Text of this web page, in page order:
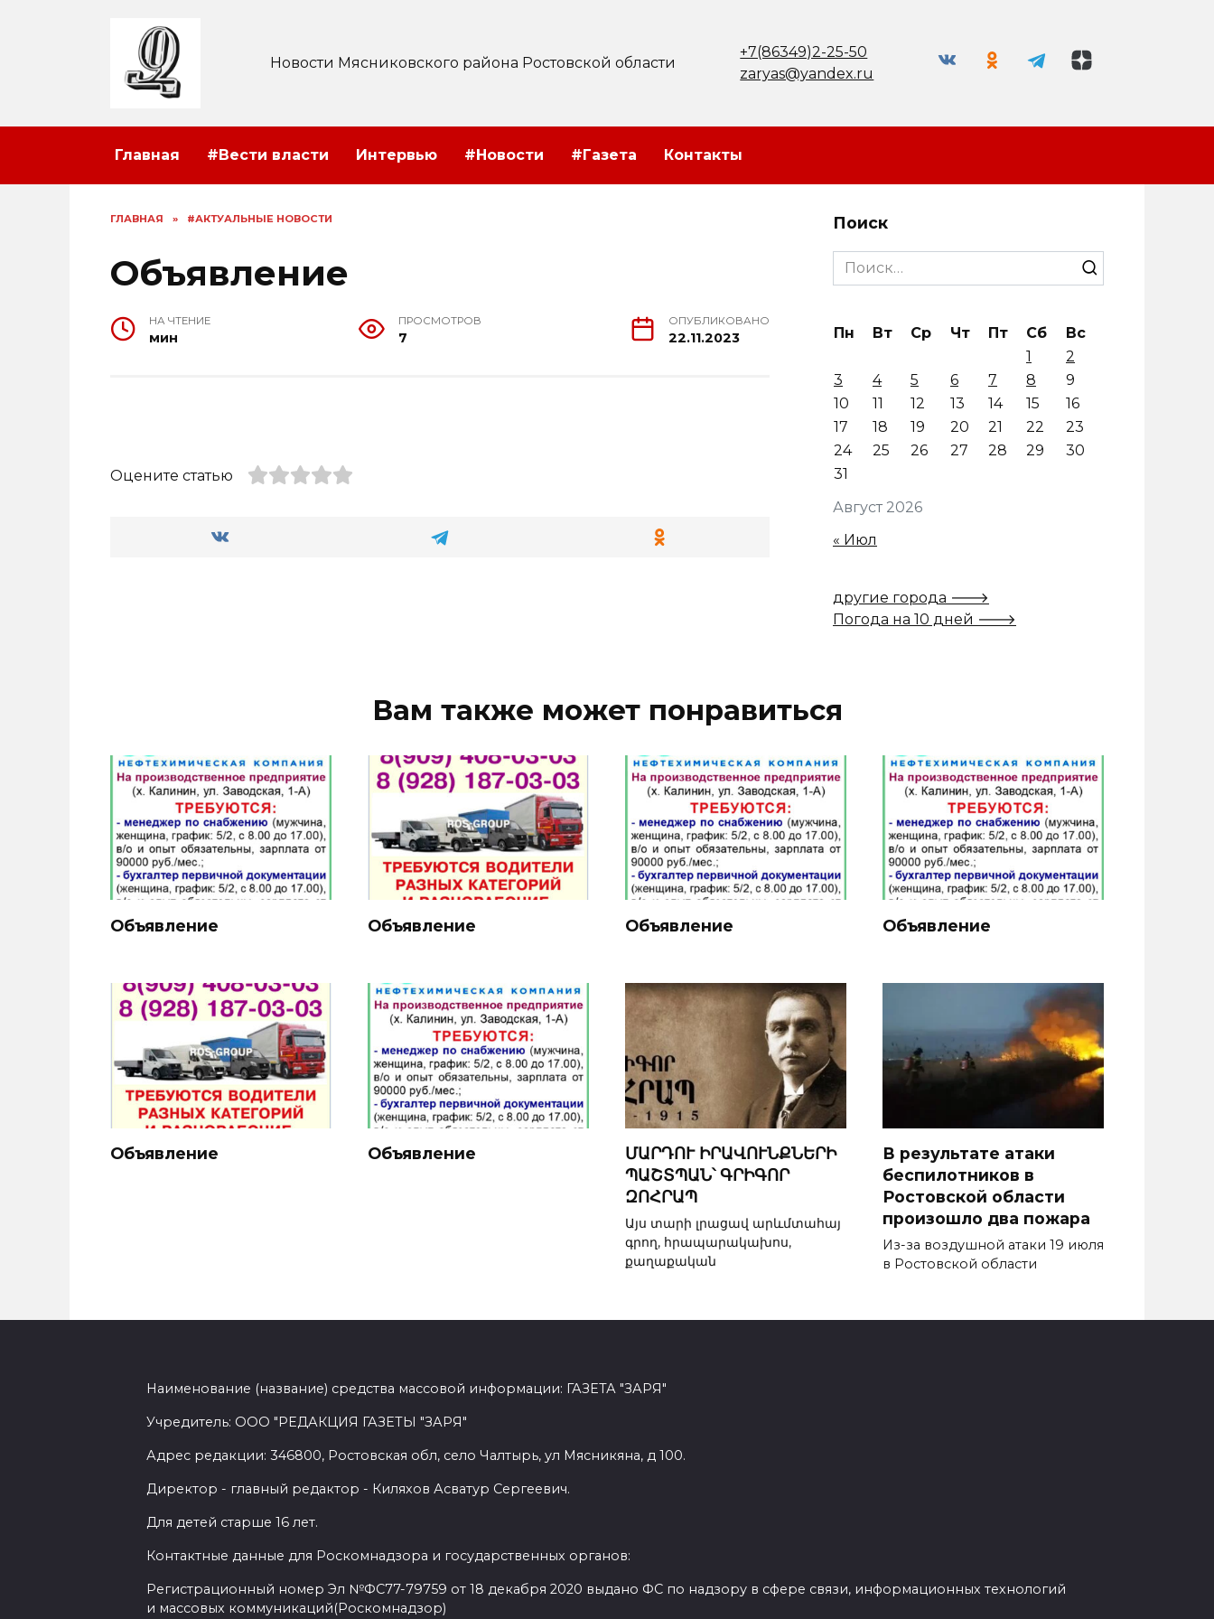
Новости Мясниковского района Ростовской области
+7(86349)2-25-50
zaryas@yandex.ru
Главная #Вести власти Интервью #Новости #Газета Контакты
ГЛАВНАЯ » #АКТУАЛЬНЫЕ НОВОСТИ
Объявление
НА ЧТЕНИЕ
мин
ПРОСМОТРОВ
7
ОПУБЛИКОВАНО
22.11.2023
Оцените статью
Поиск
Search
for:
Август 2026
Пн Вт Ср Чт Пт Сб
Вс
1
2
3
4 5 6 7 8
9
10
11 12 13 14 15
16
17
18 19 20 21 22
23
24
25 26 27 28 29
30
31
« Июл
другие города 🡒
Погода на 10 дней 🡒
Вам также может понравиться
Объявление Объявление Объявление Объявление
Объявление Объявление
ՄԱՐԴՈՒ ԻՐԱՎՈՒՆՔՆԵՐԻ
ՊԱՇՏՊԱՆ՝ ԳՐԻԳՈՐ
ԶՈՀՐԱՊ
Այս տարի լրացավ արևմտահայ
գրող, հրապարակախոս,
քաղաքական
В результате атаки
беспилотников в
Ростовской области
произошло два пожара
Из-за воздушной атаки 19 июля
в Ростовской области
Наименование (название) средства массовой информации: ГАЗЕТА "ЗАРЯ"
Учредитель: ООО "РЕДАКЦИЯ ГАЗЕТЫ "ЗАРЯ"
Адрес редакции: 346800, Ростовская обл, село Чалтырь, ул Мясникяна, д 100.
Директор - главный редактор - Киляхов Асватур Сергеевич.
Для детей старше 16 лет.
Контактные данные для Роскомнадзора и государственных органов:
Регистрационный номер Эл №ФС77-79759 от 18 декабря 2020 выдано ФС по надзору в сфере связи, информационных технологий
и массовых коммуникаций(Роскомнадзор)